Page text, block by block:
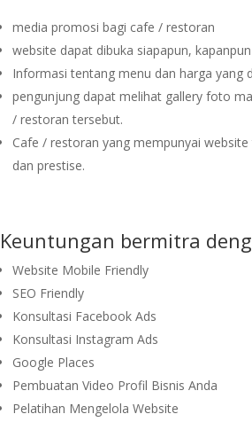
media promosi bagi cafe / restoran
website dapat dibuka siapapun,
Informasi tentang menu dan harga yang
pengunjung dapat melihat gallery foto
/ restoran tersebut.
Cafe / restoran yang mempunyai
dan prestise.
Keuntungan bermitra
Website Mobile Friendly
SEO Friendly
Konsultasi Facebook Ads
Konsultasi Instagram Ads
Google Places
Pembuatan Video Profil Bisnis Anda
Pelatihan Mengelola Website